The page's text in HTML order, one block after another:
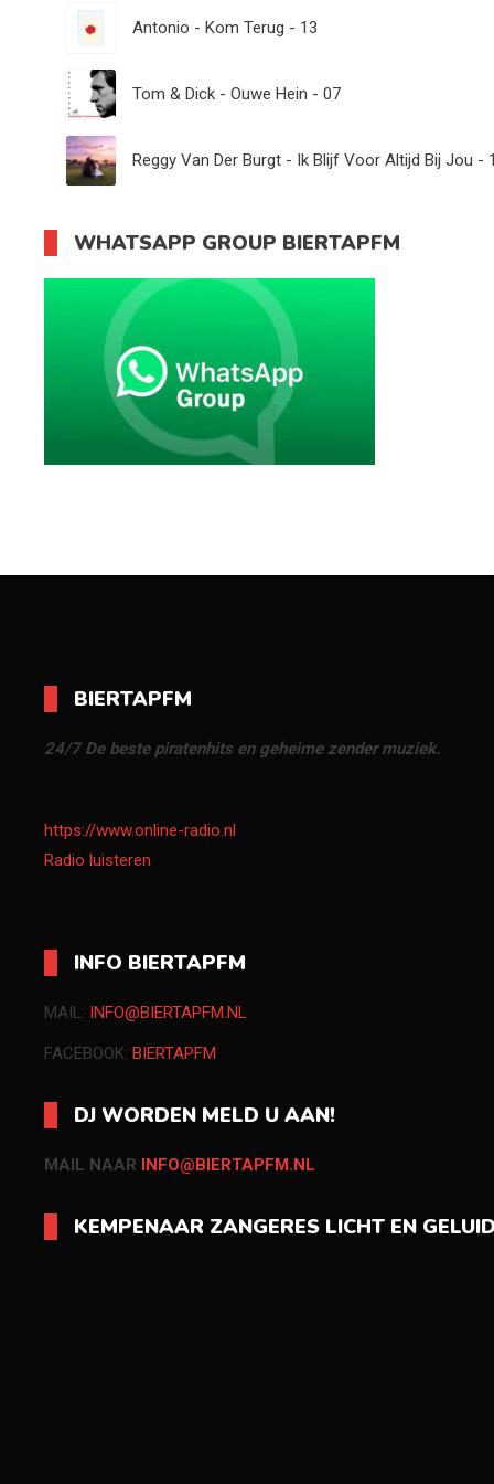
Antonio - Kom Terug - 13
Tom & Dick - Ouwe Hein - 07
Reggy Van Der Burgt - Ik Blijf Voor Altijd Bij Jou -
WHATSAPP GROUP BIERTAPFM
BIERTAPFM
24/7 De beste piratenhits en geheime zender muziek.
https://www.online-radio.nl
Radio luisteren
INFO BIERTAPFM
MAIL: INFO@BIERTAPFM.NL
FACEBOOK: BIERTAPFM
DJ WORDEN MELD U AAN!
MAIL NAAR INFO@BIERTAPFM.NL
KEMPENAAR ZANGERES LICHT EN